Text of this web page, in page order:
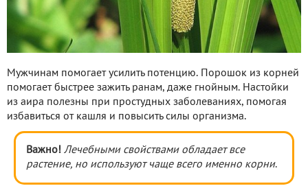
Мужчинам помогает усилить потенцию. Порошок из корней
помогает быстрее зажить ранам, даже гнойным. Настойки
из аира полезны при простудных заболеваниях, помогая
избавиться от кашля и повысить силы организма.
Важно! Лечебными свойствами обладает все
растение, но используют чаще всего именно корни.